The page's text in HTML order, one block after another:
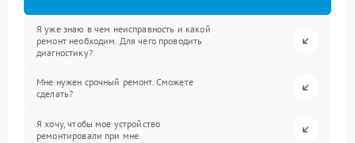
Я уже знаю в чем неисправность и какой
ремонт необходим. Для чего проводить
диагностику?
Мне нужен срочный ремонт. Сможете
сделать?
Я хочу, чтобы мое устройство
ремонтировали при мне.